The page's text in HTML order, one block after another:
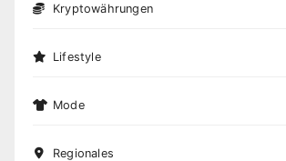
Kryptowährungen
Lifestyle
Mode
Regionales